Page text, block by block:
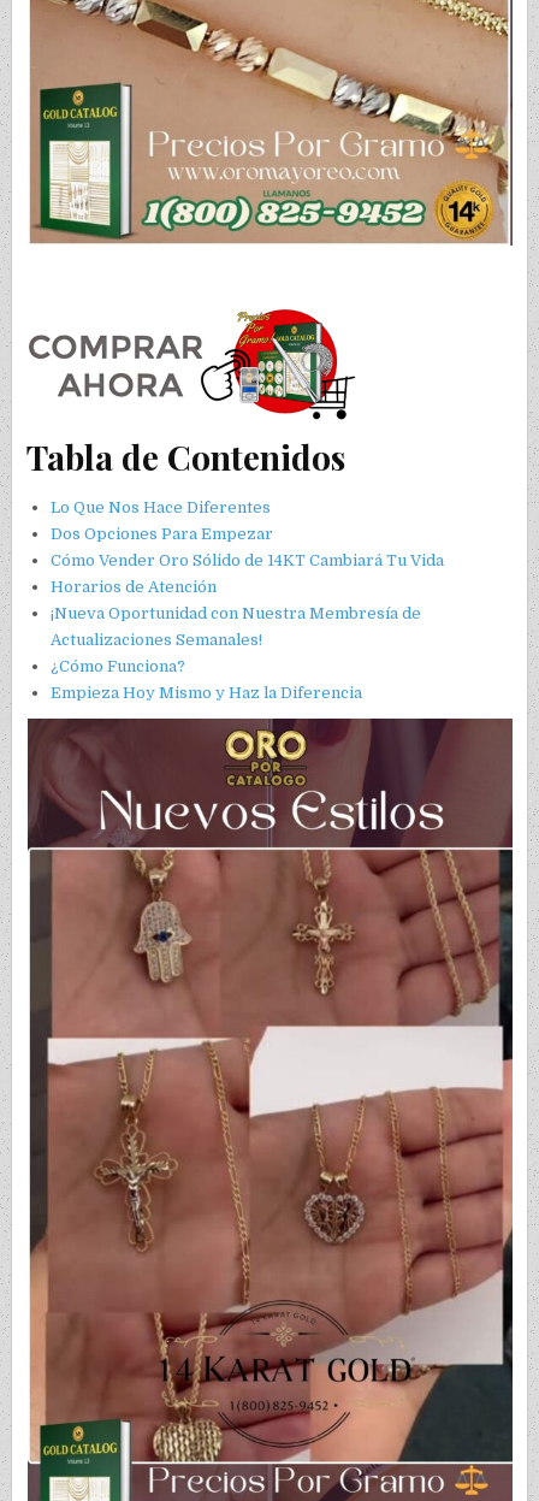
Tabla de Contenidos
Lo Que Nos Hace Diferentes
Dos Opciones Para Empezar
Cómo Vender Oro Sólido de 14KT Cambiará Tu Vida
Horarios de Atención
¡Nueva Oportunidad con Nuestra Membresía de
Actualizaciones Semanales!
¿Cómo Funciona?
Empieza Hoy Mismo y Haz la Diferencia